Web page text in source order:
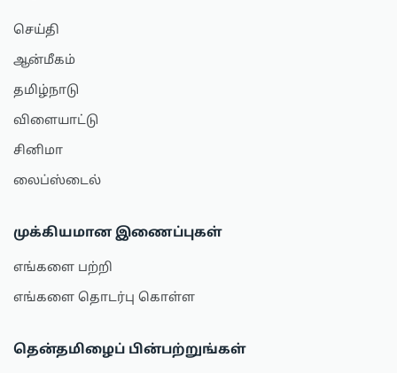
செய்தி
ஆன்மீகம்
தமிழ்நாடு
விளையாட்டு
சினிமா
லைப்ஸ்டைல்
முக்கியமான இணைப்புகள்
எங்களை பற்றி
எங்களை தொடர்பு கொள்ள
தென்தமிழைப் பின்பற்றுங்கள்